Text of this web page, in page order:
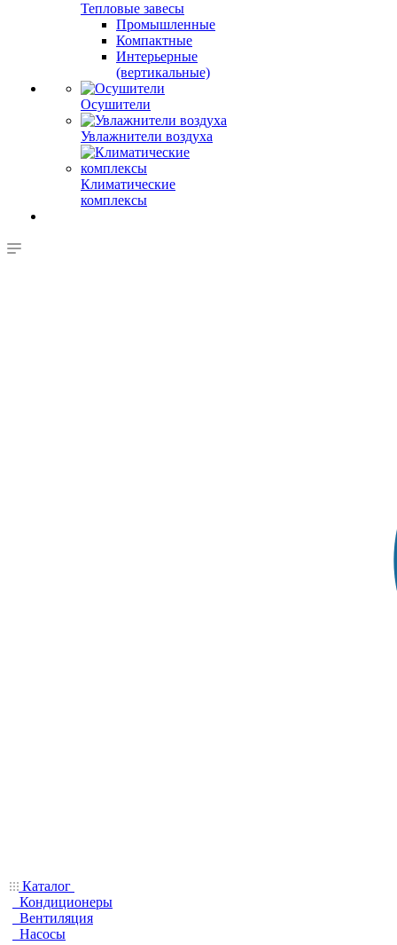
Тепловые завесы
Промышленные
Компактные
Интерьерные
(вертикальные)
Осушители
Увлажнители воздуха
Климатические
комплексы
Каталог
Кондиционеры
Вентиляция
Насосы